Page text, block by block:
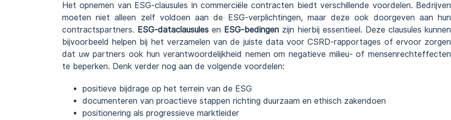
Het opnemen van ESG-clausules in commerciële contracten biedt verschillende voordelen. Bedrijven
moeten niet alleen zelf voldoen aan de ESG-verplichtingen, maar deze ook doorgeven aan hun
contractspartners. ESG-dataclausules en ESG-bedingen zijn hierbij essentieel. Deze clausules kunnen
bijvoorbeeld helpen bij het verzamelen van de juiste data voor CSRD-rapportages of ervoor zorgen
dat uw partners ook hun verantwoordelijkheid nemen om negatieve milieu- of mensenrechteffecten
te beperken. Denk verder nog aan de volgende voordelen:
positieve bijdrage op het terrein van de ESG
documenteren van proactieve stappen richting duurzaam en ethisch zakendoen
positionering als progressieve marktleider